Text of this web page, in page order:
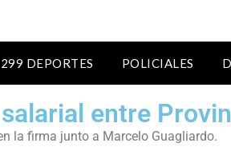
299 DEPORTES POLICIALES
entre
la firma junto a Marcelo Guagliardo.